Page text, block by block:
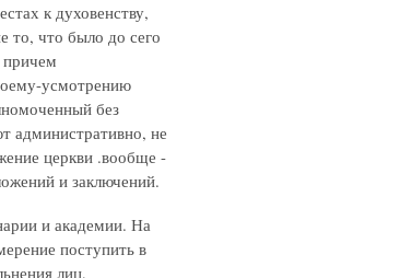
к духовенству,
то, что было до сего
причем
усмотрению
без
административно, не
церкви .вообще -
и заключений.
и академии. На
поступить в
лиц,